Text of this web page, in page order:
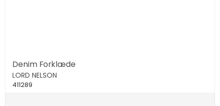
Denim Forklæde
LORD NELSON
411289